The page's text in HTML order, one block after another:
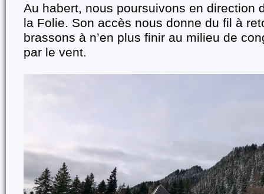
Au habert, nous poursuivons en direction
la Folie. Son accès nous donne du fil à
brassons à n’en plus finir au milieu de
par le vent.